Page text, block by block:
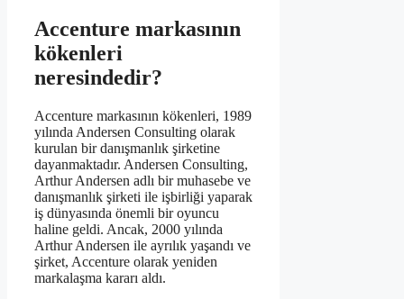
Accenture markasının
kökenleri
neresindedir?
Accenture markasının kökenleri, 1989
yılında Andersen Consulting olarak
kurulan bir danışmanlık şirketine
dayanmaktadır. Andersen Consulting,
Arthur Andersen adlı bir muhasebe ve
danışmanlık şirketi ile işbirliği yaparak
iş dünyasında önemli bir oyuncu
haline geldi. Ancak, 2000 yılında
Arthur Andersen ile ayrılık yaşandı ve
şirket, Accenture olarak yeniden
markalaşma kararı aldı.